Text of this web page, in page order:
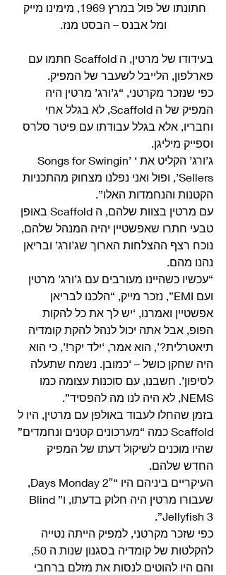
חתונתו של פול במרץ 1969, מימינו מייק
ומל אבנס – הבסט מנז.
בעידודו של מרטין, ה Scaffold חתמו עם
פארלפון, הלייבל לשעבר של המפיק.
כפי שנזכר מקרטני, “ג’ורג’ מרטין היה
המפיק של ה Scaffold, לא בגלל אחי
וחבריו, אלא בגלל עבודתו עם פיטר סלרס
וספייק מיליגן.
ג’ורג’ הקליט את ‘Songs for Swingin’
Sellers’, ופול ואני נפלנו מצחוק מהתכניות
הקטנות והנחמדות האלו”.
עם מרטין בצוות שלהם, ה Scaffold באופן
טבעי חתרו שאפשטיין יהיה המנהל שלהם,
נוכח רצף ההצלחות הארוך שג’ורג’ ובריאן
נהנו מהם.
“עכשיו כשהיינו מעורבים עם ג’ורג’ מרטין
ועם EMI”, נזכר מייק, “הלכנו לבריאן
אפשטיין ואמרנו, ‘יש לך את כל להקות
הפופ, אבל אתה יכול לנהל להקת קומדיה
תיאטרלית?’, הוא אמר, ‘ילד יקר!’, כי הוא
היה שחקן כושל – ‘כמובן. נשמח שתעלה
לסיפון’. חשבנו, עם סוכנות עצומה כמו
NEMS, לא היה לנו מה להפסיד”.
בזמן שהחלו לעבוד באולפן עם מרטין, היו ל
Scaffold כמה “מערכונים קטנים ונחמדים”
שהיו מוכנים לשיקול דעתו של המפיק
החדש שלהם.
העיקריים ביניהם היו “Days Monday 2″,
שעבורו מרטין היה חלוק בדעתו, ו”Blind
Jellyfish 3”.
כפי שזכר מקרטני, למפיק הייתה נטייה
להקלטות של קומדיה בסגנון שנות ה 50,
והם היו להוטים לנסות את מזלם ברחבי